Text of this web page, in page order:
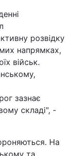
розвідку
напрямках,
військ.
зазнає
складі", -
На
та